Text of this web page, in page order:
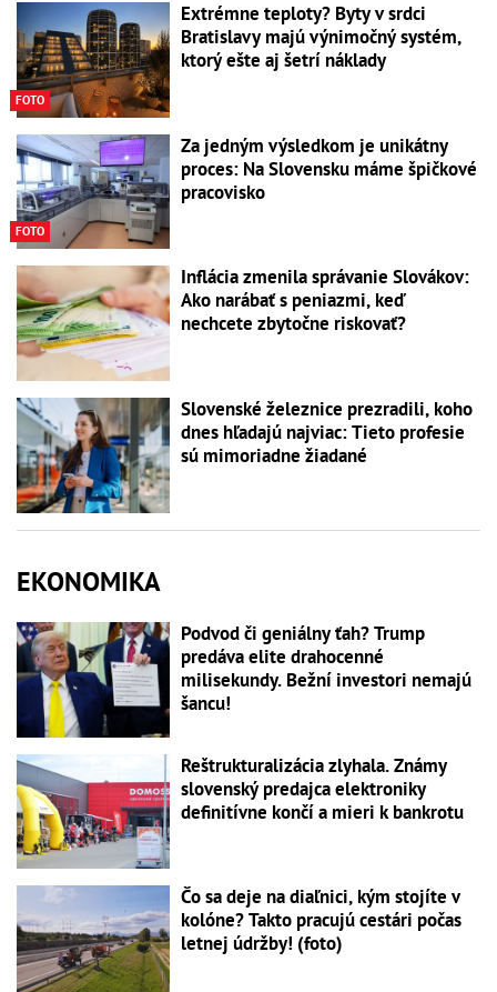
FOTO
Extrémne teploty? Byty v srdci
Bratislavy majú výnimočný systém,
ktorý ešte aj šetrí náklady
FOTO
Za jedným výsledkom je unikátny
proces: Na Slovensku máme špičkové
pracovisko
Inflácia zmenila správanie Slovákov:
Ako narábať s peniazmi, keď
nechcete zbytočne riskovať?
Slovenské železnice prezradili, koho
dnes hľadajú najviac: Tieto profesie
sú mimoriadne žiadané
EKONOMIKA
Podvod či geniálny ťah? Trump
predáva elite drahocenné
milisekundy. Bežní investori nemajú
šancu!
Reštrukturalizácia zlyhala. Známy
slovenský predajca elektroniky
definitívne končí a mieri k bankrotu
Čo sa deje na diaľnici, kým stojíte v
kolóne? Takto pracujú cestári počas
letnej údržby! (foto)